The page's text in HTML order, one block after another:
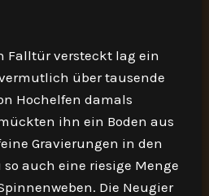
Falltür versteckt lag ein
über tausende
Hochelfen damals
ihn ein Boden aus
Gravierungen in den
auch eine riesige Menge
Die Neugier